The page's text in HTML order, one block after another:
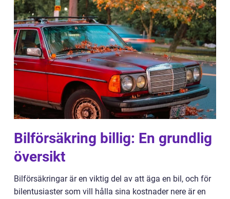
Bilförsäkring billig: En grundlig
översikt
Bilförsäkringar är en viktig del av att äga en bil, och för
bilentusiaster som vill hålla sina kostnader nere är en